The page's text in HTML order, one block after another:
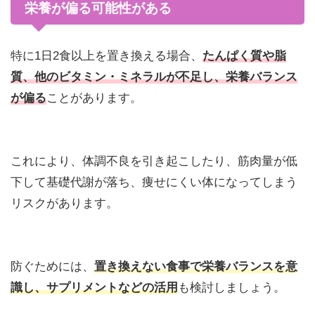
栄養が偏る可能性がある
特に1日2食以上を置き換える場合、 たんぱく質や脂
質、他のビタミン・ミネラルが不足し、栄養バランス
が偏ることがあります。
これにより、体調不良を引き起こしたり、筋肉量が低
下して基礎代謝が落ち、痩せにくい体になってしまう
リスクがあります。
防ぐためには、 置き換えない食事で栄養バランスを意
識し、サプリメントなどの活用も検討しましょう。